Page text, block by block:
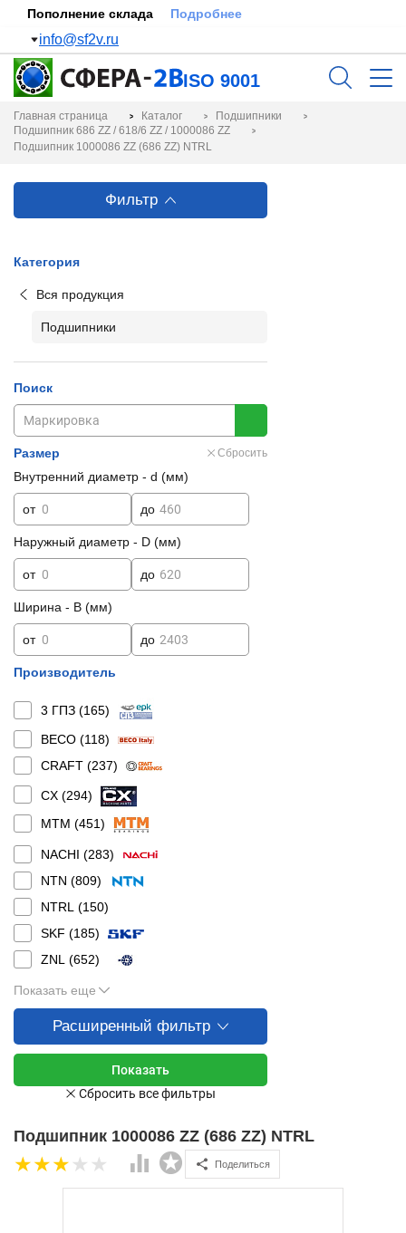
Пополнение склада Подробнее
info@sf2v.ru
ISO 9001
Главная страница Каталог
Подшипники
Подшипник 686 ZZ / 618/6 ZZ / 1000086 ZZ
Подшипник 1000086 ZZ (686 ZZ) NTRL
Фильтр
Категория
Вся продукция
Подшипники
Поиск
Размер Сбросить
Внутренний диаметр - d (мм)
от до
Наружный диаметр - D (мм)
от до
Ширина - B (мм)
от до
Производитель
3 ГПЗ (165)
BECO (118)
CRAFT (237)
CX (294)
MTM (451)
NACHI (283)
NTN (809)
NTRL (150)
SKF (185)
ZNL (652)
Показать еще
Расширенный фильтр
Подшипник 1000086 ZZ (686 ZZ) NTRL
Поделиться